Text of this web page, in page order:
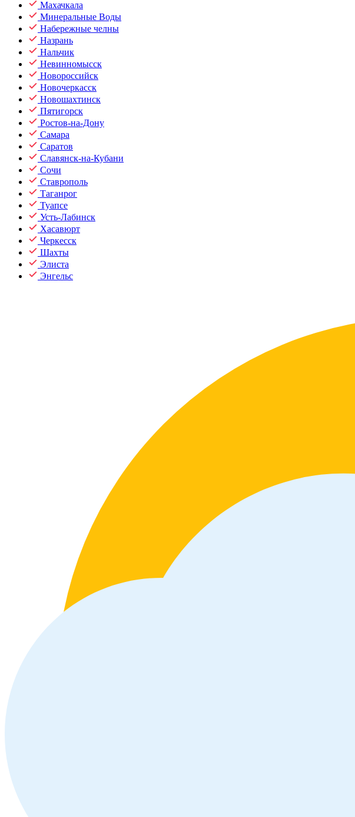
Махачкала
Минеральные Воды
Набережные челны
Назрань
Нальчик
Невинномысск
Новороссийск
Новочеркасск
Новошахтинск
Пятигорск
Ростов-на-Дону
Самара
Саратов
Славянск-на-Кубани
Сочи
Ставрополь
Таганрог
Туапсе
Усть-Лабинск
Хасавюрт
Черкесск
Шахты
Элиста
Энгельс